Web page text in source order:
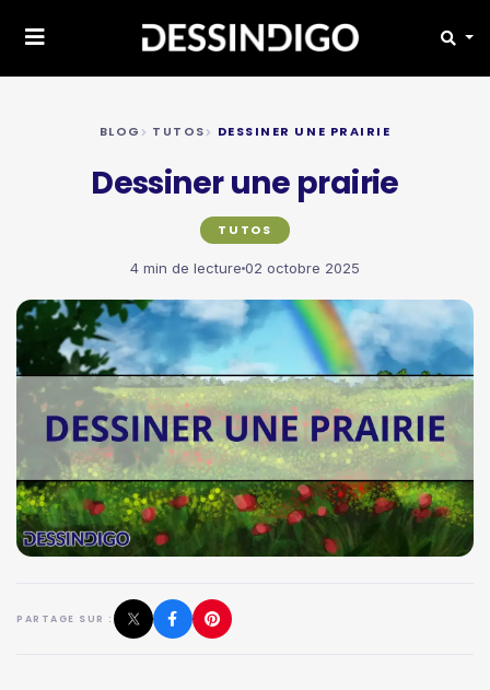
BLOG TUTOS DESSINER UNE PRAIRIE
Dessiner une prairie
TUTOS
4 min de lecture 02 octobre 2025
PARTAGE SUR :